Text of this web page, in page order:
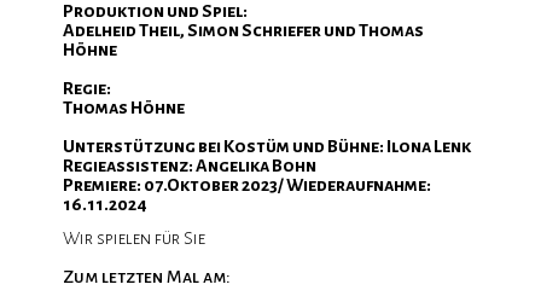
Produktion und Spiel:
Adelheid Theil, Simon Schriefer und Thomas
Höhne
Regie:
Thomas Höhne
Unterstützung bei Kostüm und Bühne: Ilona Lenk
Regieassistenz: Angelika Bohn
Premiere: 07.Oktober 2023/ Wiederaufnahme:
16.11.2024
Wir spielen für Sie
Zum letzten Mal am: